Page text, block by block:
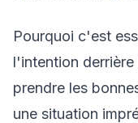
Pourquoi c'est
l'intention
prendre les
une situation